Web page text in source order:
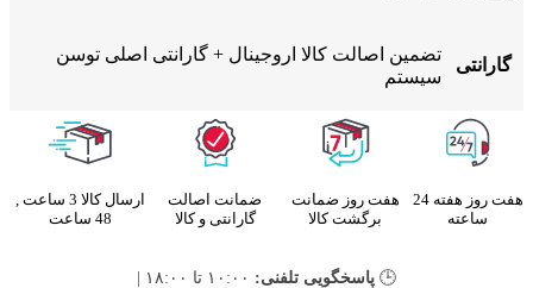
گارانتی
تضمین اصالت کالا اروجینال + گارانتی اصلی توسن
سیستم
هفت روز هفته 24
ساعته
هفت روز ضمانت
برگشت کالا
ضمانت اصالت
گارانتی و کالا
ارسال کالا 3 ساعت ,
48 ساعت
🕒 پاسخگویی تلفنی: